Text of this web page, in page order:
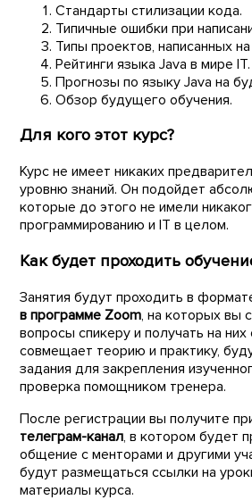
Стандарты стилизации кода.
Типичные ошибки при
Типы проектов, написанных
Рейтинги языка Java в мире IT.
Прогнозы по языку Java на
Обзор будущего обучения.
Для кого этот курс?
Курс не имеет никаких
уровню знаний. Он подойдет
которые до этого не имели
программированию и IT в целом.
Как будет проходить
Занятия будут проходить в
в программе Zoom, на которых вы
вопросы спикеру и получать на
совмещает теорию и практику,
задания для закрепления
проверка помощником тренера.
После регистрации вы получите
телеграм-канал, в котором будет
общение с менторами и другими
будут размещаться ссылки на
материалы курса.